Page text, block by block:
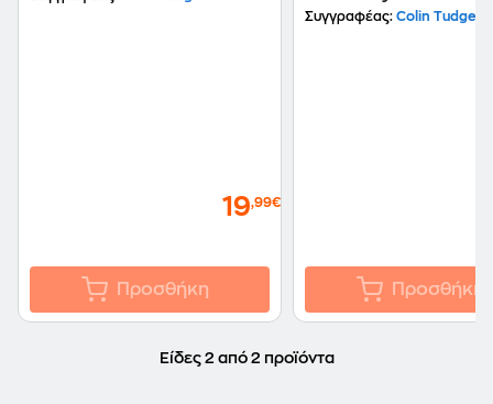
19,99€
Προσθήκη
They Matter
Συγγραφέας: Colin Tudge
Προσθήκη
Είδες 2 από 2 προϊόντα